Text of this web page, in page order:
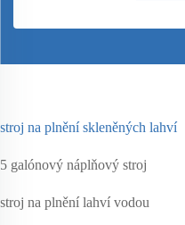
stroj na plnění skleněných lahví
5 galónový náplňový stroj
stroj na plnění lahví vodou